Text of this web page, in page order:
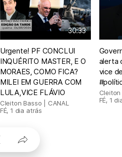
30:33
Urgente! PF CONCLUI
INQUÉRITO MASTER, E O
MORAES, COMO FICA?
MILEI EM GUERRA COM
LULA,VICE FLÁVIO
Cleiton Basso | CANAL
FÉ,1 dia atrás
alerta
vice
FÉ, 1